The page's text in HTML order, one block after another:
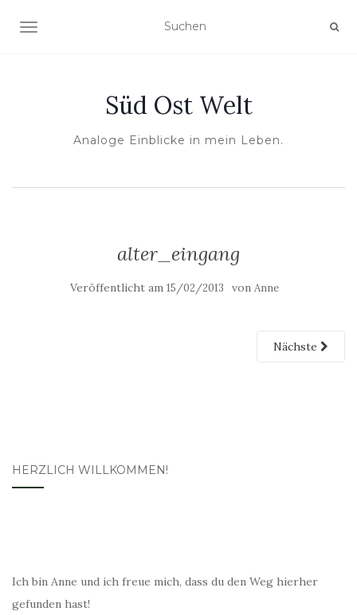
NAVIGATION UMSCHALTEN
Süd Ost Welt
Analoge Einblicke in mein Leben.
alter_eingang
Veröffentlicht am 15/02/2013 von Anne
Nächste
HERZLICH WILLKOMMEN!
Ich bin Anne und ich freue mich, dass du den Weg hierher
gefunden hast!